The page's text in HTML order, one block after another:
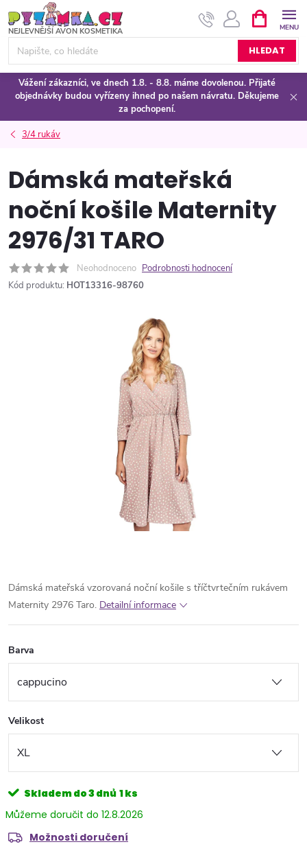
na
obsah
HLEDAT
NÁKUPNÍ
KOŠÍK
Vážení zákazníci, ve dnech 1.8. - 8.8. máme dovolenou. Přijaté
objednávky budou vyřízeny ihned po našem návratu. Děkujeme
za pochopení.
3/4 rukáv
Dámská mateřská
noční košile Maternity
2976/31 TARO
Neohodnoceno Podrobnosti hodnocení
Kód produktu: HOT13316-98760
Dámská mateřská vzorovaná noční košile s tříčtvrtečním rukávem
Maternity 2976 Taro. Detailní informace
Barva
Velikost
Skladem do 3 dnů 1 ks
12.8.2026
Možnosti doručení